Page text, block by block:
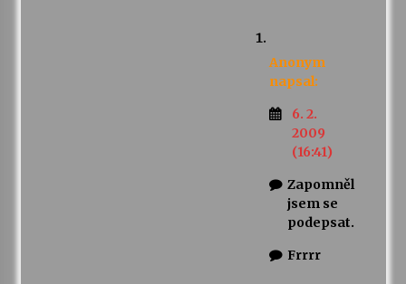
Anonym
napsal:
6. 2.
2009
(16:41)
Zapomněl
jsem se
podepsat.
Frrrr